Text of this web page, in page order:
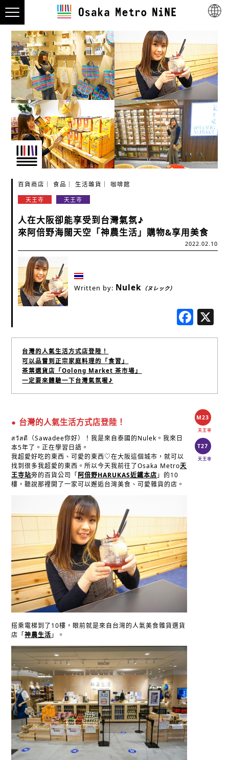
百貨商店 食品 生活雜貨
咖啡館
天王寺
天王寺
人在大阪卻能享受到台灣氣氛♪
來阿倍野海闊天空「神農生活」購物&享用美食
2022.02.10
Written by: Nulek （ヌレック）
台灣的人氣生活方式店登陸！
可以品嘗到正宗家庭料理的「食習」
茶葉選貨店「Oolong Market 茶市場」
一定要來體驗一下台灣氣氛喔♪
● 台灣的人氣生活方式店登陸！
สวัสดี（Sawadee你好）！我是來自泰國的Nulek。我來日
本5年了。正在學習日語。
我超愛好吃的東西、可愛的東西♡在大阪這個城市，就可以
找到很多我超愛的東西。所以今天我前往了Osaka Metro天
王寺站旁的百貨公司「阿倍野HARUKAS近鐵本店 」的10
樓，聽說那裡開了一家可以邂逅台灣美食、可愛雜貨的店。
搭乘電梯到了10樓，眼前就是來自台灣的人氣美食雜貨選貨
店「神農生活 」。
M23
天王寺
T27
天王寺